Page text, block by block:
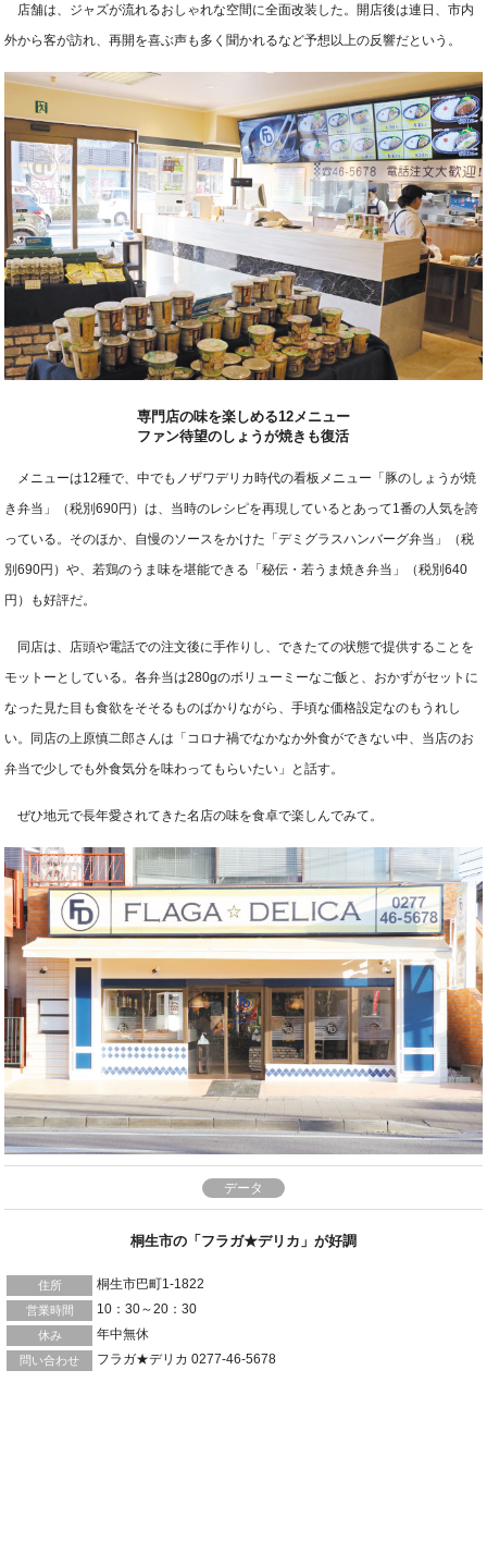
店舗は、ジャズが流れるおしゃれな空間に全面改装した。開店後は連日、市内
外から客が訪れ、再開を喜ぶ声も多く聞かれるなど予想以上の反響だという。
専門店の味を楽しめる12メニュー
ファン待望のしょうが焼きも復活
メニューは12種で、中でもノザワデリカ時代の看板メニュー「豚のしょうが焼
き弁当」（税別690円）は、当時のレシピを再現しているとあって1番の人気を誇
っている。そのほか、自慢のソースをかけた「デミグラスハンバーグ弁当」（税
別690円）や、若鶏のうま味を堪能できる「秘伝・若うま焼き弁当」（税別640
円）も好評だ。
同店は、店頭や電話での注文後に手作りし、できたての状態で提供することを
モットーとしている。各弁当は280gのボリューミーなご飯と、おかずがセットに
なった見た目も食欲をそそるものばかりながら、手頃な価格設定なのもうれし
い。同店の上原慎二郎さんは「コロナ禍でなかなか外食ができない中、当店のお
弁当で少しでも外食気分を味わってもらいたい」と話す。
ぜひ地元で長年愛されてきた名店の味を食卓で楽しんでみて。
データ
桐生市の「フラガ★デリカ」が好調
住所 桐生市巴町1-1822
営業時間 10：30～20：30
休み 年中無休
問い合わせ フラガ★デリカ 0277-46-5678